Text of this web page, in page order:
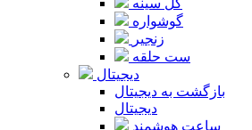
گوشواره
زنجیر
ست حلقه
دیجیتال
بازگشت به دیجیتال
دیجیتال
ساعت هوشمند